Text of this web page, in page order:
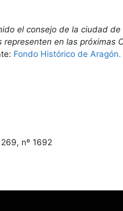
el consejo de la ciudad
en las próximas
Fondo Histórico de
nº 1692